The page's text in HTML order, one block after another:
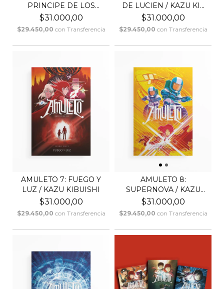
PRINCIPE DE LOS
ELFOS / KA...
$31.000,00
$29.450,00 con Transferencia
DE LUCIEN / KAZU KI...
$31.000,00
$29.450,00 con Transferencia
AMULETO 7: FUEGO Y
LUZ / KAZU KIBUISHI
$31.000,00
$29.450,00 con Transferencia
AMULETO 8:
SUPERNOVA / KAZU
KIBUISHI
$31.000,00
$29.450,00 con Transferencia